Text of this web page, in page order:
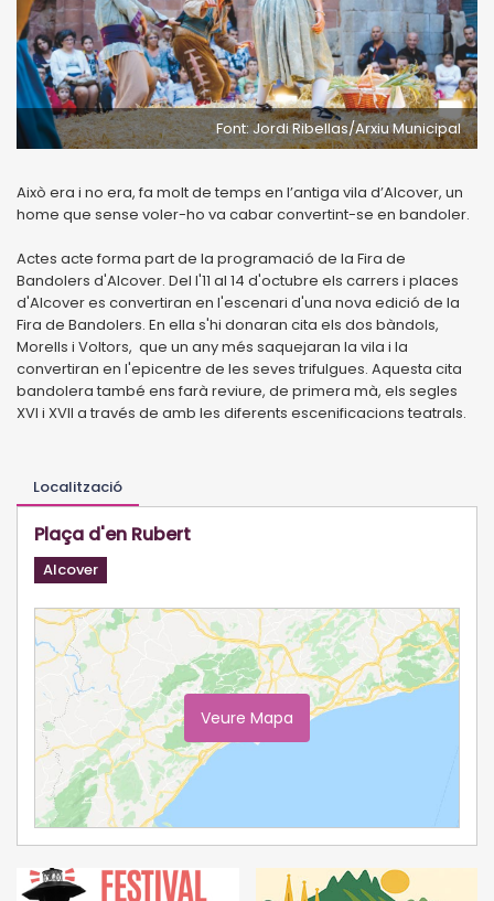
Font: Jordi Ribellas/Arxiu Municipal
Això era i no era, fa molt de temps en l’antiga vila d’Alcover, un
home que sense voler-ho va cabar convertint-se en bandoler.
Actes acte forma part de la programació de la Fira de
Bandolers d'Alcover. Del l'11 al 14 d'octubre els carrers i places
d'Alcover es convertiran en l'escenari d'una nova edició de la
Fira de Bandolers. En ella s'hi donaran cita els dos bàndols,
Morells i Voltors, que un any més saquejaran la vila i la
convertiran en l'epicentre de les seves trifulgues. Aquesta cita
bandolera també ens farà reviure, de primera mà, els segles
XVI i XVII a través de amb les diferents escenificacions teatrals.
Localització
Plaça d'en Rubert
Alcover
Veure Mapa